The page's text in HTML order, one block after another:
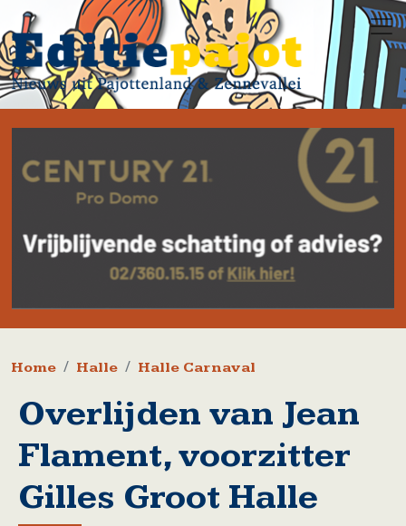
Overslaan en naar de inhoud gaan
Kruimelpad
Home Halle Halle Carnaval
Overlijden van Jean
Flament, voorzitter
Gilles Groot Halle